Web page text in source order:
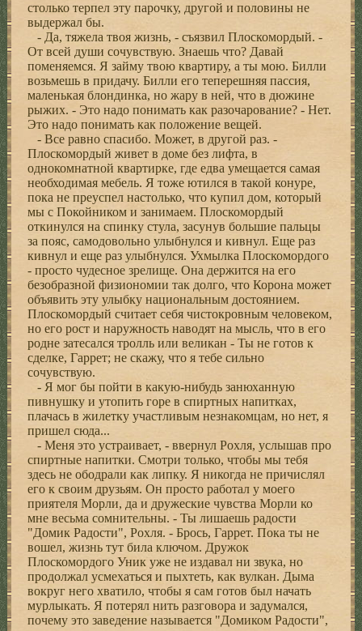
столько терпел эту парочку, другой и половины не
выдержал бы.
- Да, тяжела твоя жизнь, - съязвил Плоскомордый. -
От всей души сочувствую. Знаешь что? Давай
поменяемся. Я займу твою квартиру, а ты мою. Билли
возьмешь в придачу. Билли его теперешняя пассия,
маленькая блондинка, но жару в ней, что в дюжине
рыжих. - Это надо понимать как разочарование? - Нет.
Это надо понимать как положение вещей.
- Все равно спасибо. Может, в другой раз. -
Плоскомордый живет в доме без лифта, в
однокомнатной квартирке, где едва умещается самая
необходимая мебель. Я тоже ютился в такой конуре,
пока не преуспел настолько, что купил дом, который
мы с Покойником и занимаем. Плоскомордый
откинулся на спинку стула, засунув большие пальцы
за пояс, самодовольно улыбнулся и кивнул. Еще раз
кивнул и еще раз улыбнулся. Ухмылка Плоскомордого
- просто чудесное зрелище. Она держится на его
безобразной физиономии так долго, что Корона может
объявить эту улыбку национальным достоянием.
Плоскомордый считает себя чистокровным человеком,
но его рост и наружность наводят на мысль, что в его
родне затесался тролль или великан - Ты не готов к
сделке, Гаррет; не скажу, что я тебе сильно
сочувствую.
- Я мог бы пойти в какую-нибудь занюханную
пивнушку и утопить горе в спиртных напитках,
плачась в жилетку участливым незнакомцам, но нет, я
пришел сюда...
- Меня это устраивает, - ввернул Рохля, услышав про
спиртные напитки. Смотри только, чтобы мы тебя
здесь не ободрали как липку. Я никогда не причислял
его к своим друзьям. Он просто работал у моего
приятеля Морли, да и дружеские чувства Морли ко
мне весьма сомнительны. - Ты лишаешь радости
"Домик Радости", Рохля. - Брось, Гаррет. Пока ты не
вошел, жизнь тут била ключом. Дружок
Плоскомордого Уник уже не издавал ни звука, но
продолжал усмехаться и пыхтеть, как вулкан. Дыма
вокруг него хватило, чтобы я сам готов был начать
мурлыкать. Я потерял нить разговора и задумался,
почему это заведение называется "Домиком Радости",